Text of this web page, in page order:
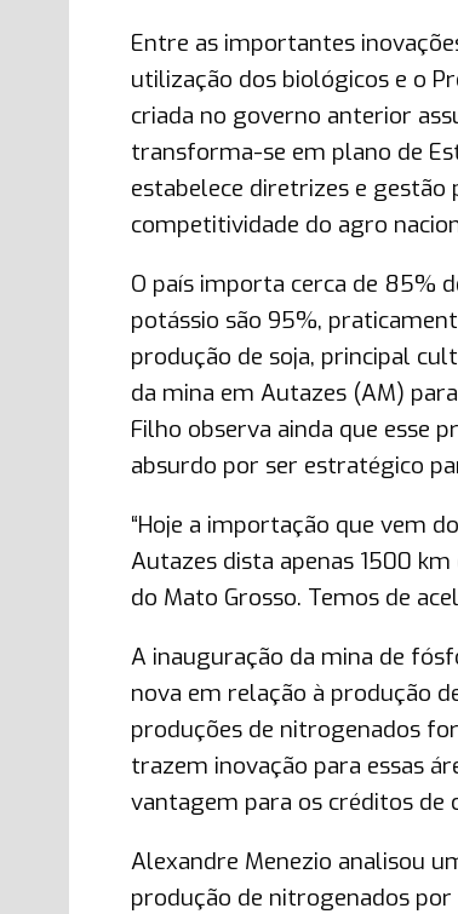
Entre as importantes
utilização dos biológicos e o
criada no governo anterior
transforma-se em plano de
estabelece diretrizes e
competitividade do agro
O país importa cerca de 85%
potássio são 95%,
produção de soja, principal
da mina em Autazes (AM)
Filho observa ainda que esse
absurdo por ser estratégico
“Hoje a importação que vem
Autazes dista apenas 1500
do Mato Grosso. Temos de
A inauguração da mina de
nova em relação à produção
produções de nitrogenados
trazem inovação para essas
vantagem para os créditos de
Alexandre Menezio analisou
produção de nitrogenados